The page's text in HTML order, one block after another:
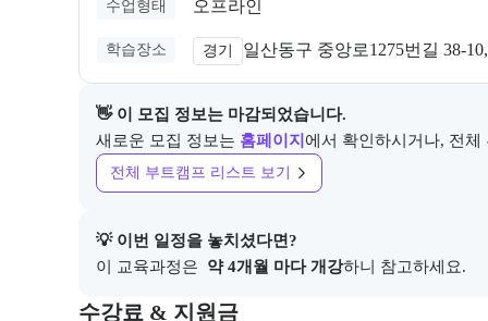
수업형태 오프라인
학습장소 경기 일산동구 중앙로1275번길 38-
👋 이 모집 정보는 마감되었습니다.
새로운 모집 정보는 홈페이지 에서 확인하시거나, 전
전체 부트캠프 리스트 보기
💡 이번 일정을 놓치셨다면?
이 교육과정은
약 4개월 마다 개강하니 참고하세요.
수강료 & 지원금
교육과정의 비용 및 결제 관련 정보를 안내한다. 필